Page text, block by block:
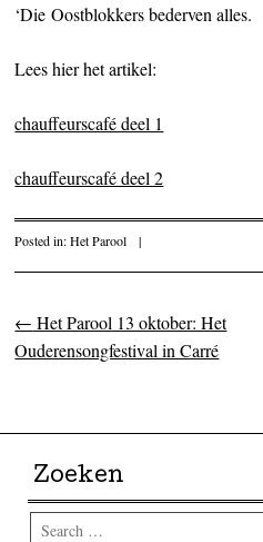
‘Die Oostblokkers bederven alles.
Lees hier het artikel:
chauffeurscafé deel 1
chauffeurscafé deel 2
Posted in:Het Parool |
Post navigation
← Het Parool 13 oktober: Het
Ouderensongfestival in Carré
Zoeken
Search